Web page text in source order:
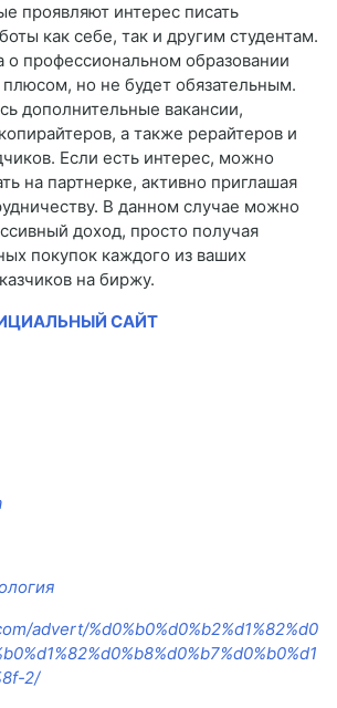
проявляют интерес писать
как себе, так и другим студентам.
профессиональном образовании
но не будет обязательным.
дополнительные вакансии,
а также рерайтеров и
Если есть интерес, можно
на партнерке, активно приглашая
В данном случае можно
доход, просто получая
покупок каждого из ваших
на биржу.
САЙТ
advert/%d0%b0%d0%b2%d1%82%d0
2/